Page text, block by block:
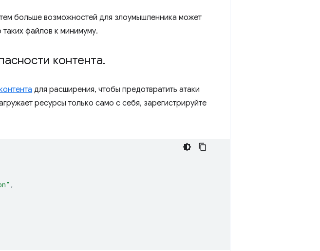
больше возможностей для злоумышленника может
таких файлов к минимуму.
контента.
для расширения, чтобы предотвратить атаки
ресурсы только само с себя, зарегистрируйте
,